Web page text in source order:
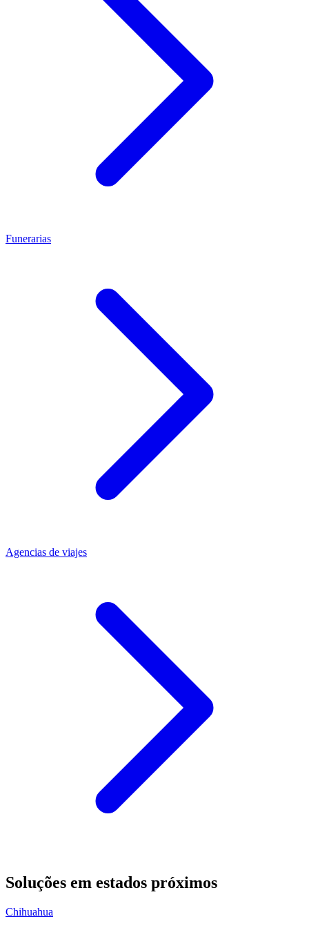
Funerarias
Agencias de viajes
Soluções em estados próximos
Chihuahua